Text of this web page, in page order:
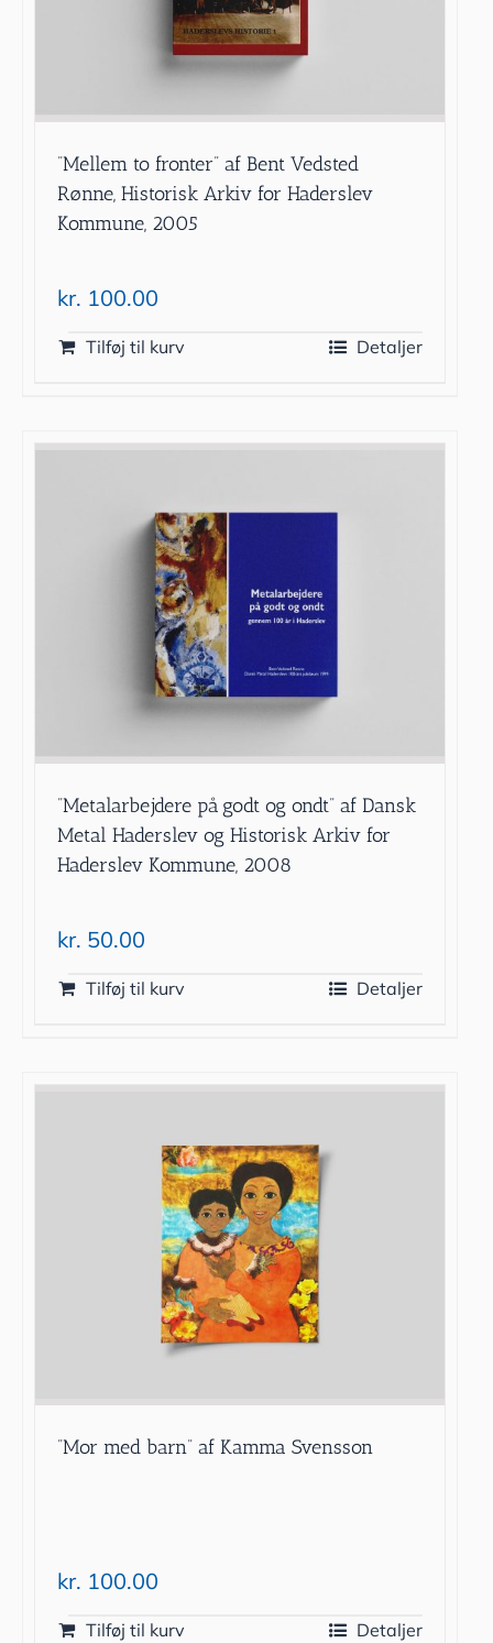
”Mellem to fronter” af Bent Vedsted
Rønne, Historisk Arkiv for Haderslev
Kommune, 2005
kr. 100.00
Tilføj til kurv Detaljer
”Metalarbejdere på godt og ondt” af Dansk
Metal Haderslev og Historisk Arkiv for
Haderslev Kommune, 2008
kr. 50.00
Tilføj til kurv Detaljer
”Mor med barn” af Kamma Svensson
kr. 100.00
Tilføj til kurv Detaljer